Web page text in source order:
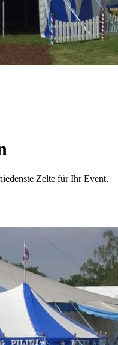
Zelte für Ihr Event.